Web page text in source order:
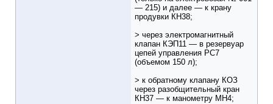
— 215) и далее — к крану
продувки КН38;
> через электромагнитный
клапан КЭП11 — в резервуар
цепей управления РС7
(объемом 150 л);
> к обратному клапану КОЗ
через разобщительный кран
КН37 — к манометру МН4;